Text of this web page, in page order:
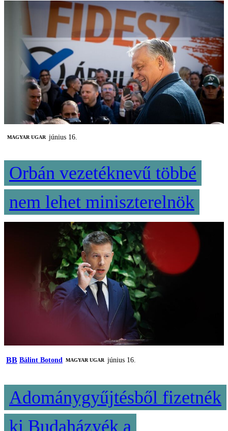
MAGYAR UGAR június 16.
Orbán vezetéknevű többé
nem lehet miniszterelnök
BB Bálint Botond MAGYAR UGAR június 16.
Adománygyűjtésből fizetnék
ki Budaházyék a